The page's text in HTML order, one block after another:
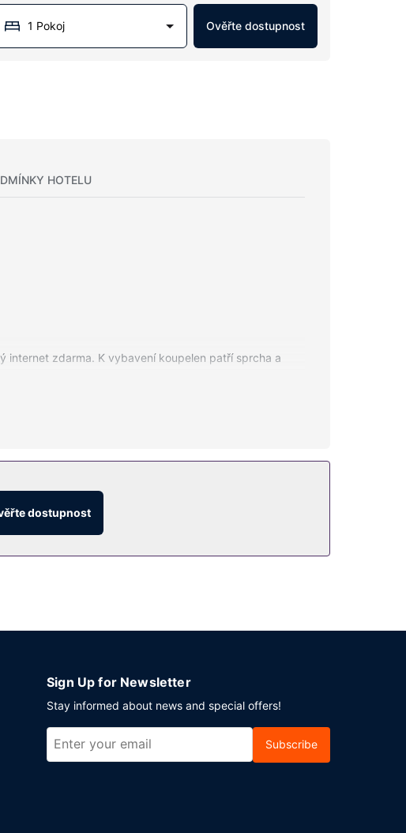
1 Pokoj Ověřte dostupnost
HOTELU
internet zdarma. K vybavení koupelen patří sprcha a
dostupnost
Sign Up for Newsletter
Stay informed about news and special offers!
Subscribe